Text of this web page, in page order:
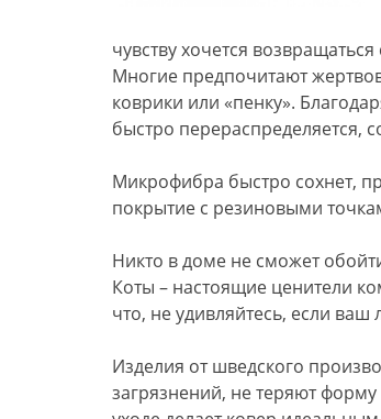
чувству хочется
Многие предпочитают
коврики или «пенку».
быстро перераспределяется,
Микрофибра быстро сохнет,
покрытие с резиновыми
Никто в доме не сможет
Коты – настоящие ценители
что, не удивляйтесь, если
Изделия от шведского
загрязнений, не теряют